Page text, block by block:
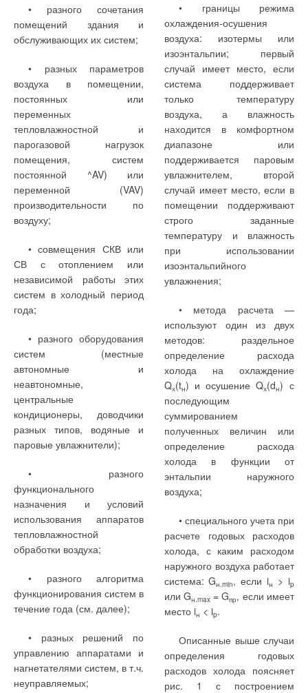
• разного сочетания
помещений здания и
обслуживающих их систем;
• разных параметров
воздуха в помещении,
постоянных или
переменных
тепловлажностной и
парогазовой нагрузок
помещения, систем
постоянной ^AV) или
переменной (VAV)
производительности по
воздуху;
• совмещения СКВ или
СВ с отоплением или
независимой работы этих
систем в холодный период
года;
• разного оборудования
систем (местные
автономные и
неавтономные,
центральные
кондиционеры, доводчики
разных типов, водяные и
паровые увлажнители);
• разного
функционального
назначения и условий
использования аппаратов
тепловлажностной
обработки воздуха;
• разного алгоритма
функционирования систем в
течение года (см. далее);
• разных решений по
управлению аппаратами и
нагнетателями систем, в т.ч.
неуправляемых;
• границы режима
охлаждения-осушения
воздуха: изотермы или
изоэнтальпии; первый
случай имеет место, если
система поддерживает
только температуру
воздуха, а влажность
находится в комфортном
диапазоне или
поддерживается паровым
увлажнителем, второй
случай имеет место, если в
помещении поддерживают
строго заданные
температуру и влажность
при использовании
изоэнтальпийного
увлажнения;
• метода расчета —
используют один из двух
методов: раздельное
определение расхода
холода на охлаждение
Qх(tн) и осушение Qх(dн) с
последующим
суммированием
полученных величин или
определение расхода
холода в функции от
энтальпии наружного
воздуха;
• специального учета при
расчете годовых расходов
холода, с каким расходом
наружного воздуха работает
система: Gн.min, если iн > ip
или Gн.max = Gпр, если имеет
место iн < ip.
Описанные выше случаи
определения годовых
расходов холода поясняет
рис. 1 с построением
Добавить комментарий
Ваше имя *
Текст комментария